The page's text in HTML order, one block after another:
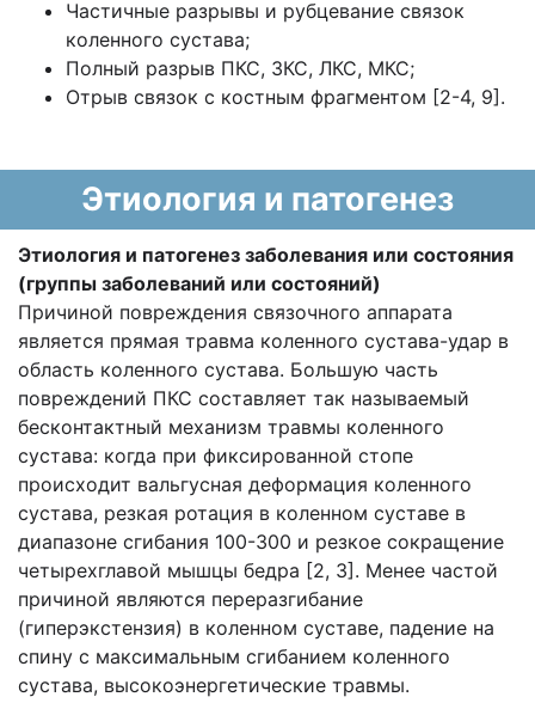
Частичные разрывы и рубцевание связок
коленного сустава;
Полный разрыв ПКС, ЗКС, ЛКС, МКС;
Отрыв связок с костным фрагментом [2-4, 9].
Этиология и патогенез
Этиология и патогенез заболевания или состояния
(группы заболеваний или состояний)
Причиной повреждения связочного аппарата
является прямая травма коленного сустава-удар в
область коленного сустава. Большую часть
повреждений ПКС составляет так называемый
бесконтактный механизм травмы коленного
сустава: когда при фиксированной стопе
происходит вальгусная деформация коленного
сустава, резкая ротация в коленном суставе в
диапазоне сгибания 100-300 и резкое сокращение
четырехглавой мышцы бедра [2, 3]. Менее частой
причиной являются переразгибание
(гиперэкстензия) в коленном суставе, падение на
спину с максимальным сгибанием коленного
сустава, высокоэнергетические травмы.